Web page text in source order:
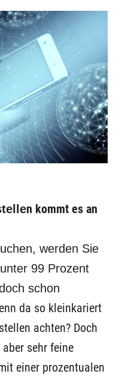
n kommt es an
werden Sie
99 Prozent
schon
da so kleinkariert
achten? Doch
sehr feine
einer prozentualen